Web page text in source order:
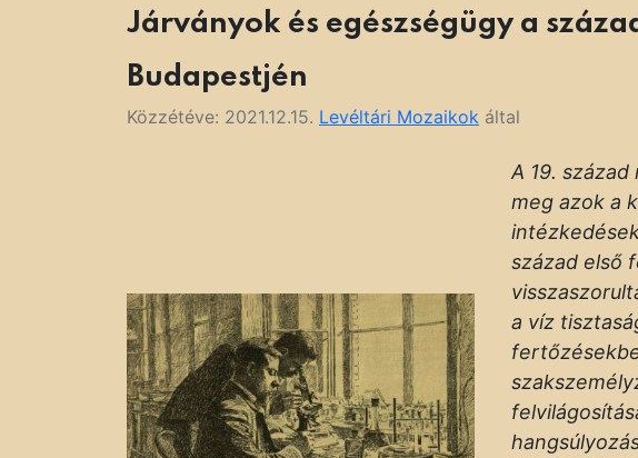
Járványok és egészségügy a
Budapestjén
Közzétéve: 2021.12.15. Levéltári Mozaikok által
A 19.
meg azok a
század első
a víz